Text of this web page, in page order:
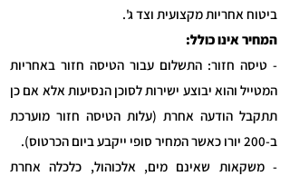
ביטוח אחריות מקצועית וצד ג'.
המחיר אינו כולל:
- טיסה חזור: התשלום עבור הטיסה חזור באחריות
המטייל והוא יבוצע ישירות לסוכן הנסיעות אלא אם כן
תתקבל הודעה אחרת (עלות הטיסה חזור מוערכת
ב-200 יורו כאשר המחיר סופי ייקבע ביום הכרטוס).
- משקאות שאינם מים, אלכוהול, כלכלה אחרת